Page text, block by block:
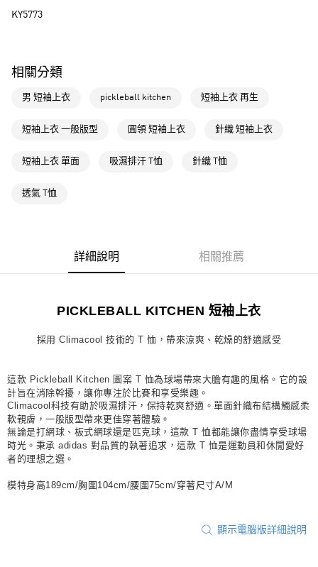
全家取貨付款
付款後全家取貨
每筆NT$80，滿NT$1,500(含以上)免運費
付款後萊爾富取貨
7-11取貨付款
每筆NT$80，滿NT$1,500(含以上)免運費
每筆NT$80，滿NT$1,500(含以上)免運費
付款後門市自取
KY5773
相關分類
男 短袖上衣 pickleball kitchen 短袖上衣 再生
短袖上衣 一般版型 圓領 短袖上衣 針織 短袖上衣
短袖上衣 單面 吸濕排汗 T恤 針織 T恤
透氣 T恤
詳細說明 相關推薦
PICKLEBALL KITCHEN 短袖上衣
採用 Climacool 技術的 T 恤，帶來涼爽、乾燥的舒適感受
這款 Pickleball Kitchen 圖案 T 恤為球場帶來大膽有趣的風格。它的設
計旨在消除幹擾，讓你專注於比賽和享受樂趣。
Climacool科技有助於吸濕排汗，保持乾爽舒適。單面針織布結構觸感柔
軟親膚，一般版型帶來更佳穿著體驗。
無論是打網球、板式網球還是匹克球，這款 T 恤都能讓你盡情享受球場
時光。秉承 adidas 對品質的執著追求，這款 T 恤是運動員和休閒愛好
者的理想之選。
模特身高189cm/胸圍104cm/腰圍75cm/穿著尺寸A/M
顯示電腦版詳細說明